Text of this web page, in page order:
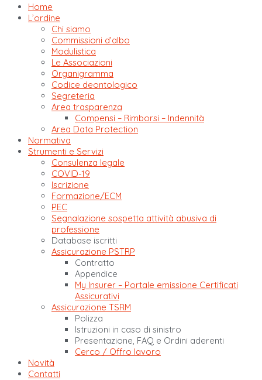
Home
L’ordine
Chi siamo
Commissioni d’albo
Modulistica
Le Associazioni
Organigramma
Codice deontologico
Segreteria
Area trasparenza
Compensi – Rimborsi – Indennità
Area Data Protection
Normativa
Strumenti e Servizi
Consulenza legale
COVID-19
Iscrizione
Formazione/ECM
PEC
Segnalazione sospetta attività abusiva di
professione
Database iscritti
Assicurazione PSTRP
Contratto
Appendice
My Insurer – Portale emissione Certificati
Assicurativi
Assicurazione TSRM
Polizza
Istruzioni in caso di sinistro
Presentazione, FAQ e Ordini aderenti
Cerco / Offro lavoro
Novità
Contatti